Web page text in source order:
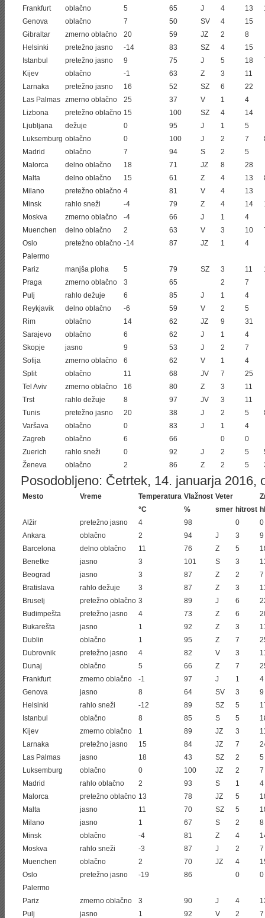
Frankfurt
oblačno 5 65 J 4 13
Genova
oblačno 7 50 SV 4
15
Gibraltar
zmerno oblačno 20 59 JZ 2
8
Helsinki
pretežno jasno -14 83 SZ 4
15
Istanbul
pretežno jasno 9 75 J 5 18
Kijev
oblačno -1 63 Z 3
11
Larnaka
pretežno jasno 16 52 SZ 6
22
Las Palmas zmerno oblačno 25 37 V 1
4
Lizbona
pretežno oblačno 15 100 SZ 4
14
Ljubljana
dežuje 0 95 J 1
5
Luksemburg oblačno 0 100 J 2 7
Madrid
oblačno 7 94 S 2
5
Malorca
delno oblačno 18 71 JZ 8
28
Malta
delno oblačno 15 61 Z 4 13
Milano
pretežno oblačno 4 81 V 4
13
Minsk
rahlo sneži -4 79 Z 4 14
Moskva
zmerno oblačno -4 66 J 1
4
Muenchen
delno oblačno 2 63 V 3 10
Oslo
pretežno oblačno -14 87 JZ 1
4
Palermo
Pariz
manjša ploha 5 79 SZ 3 11
Praga
zmerno oblačno 3 65 2
7
Pulj
rahlo dežuje 6 85 J 1
4
Reykjavik
delno oblačno -6 59 V 2
5
Rim
oblačno 14 62 JZ 9
31
Sarajevo
oblačno 6 62 J 1
4
Skopje
jasno 9 53 J 2
7
Sofija
zmerno oblačno 6 62 V 1
4
Split
oblačno 11 68 JV 7
25
Tel Aviv
zmerno oblačno 16 80 Z 3
11
Trst
rahlo dežuje 8 97 JV 3
11
Tunis
pretežno jasno 20 38 J 2 5
Varšava
oblačno 0 83 J 1
4
Zagreb
oblačno 6 66 0
0
Zuerich
rahlo sneži 0 92 J 2 5
Ženeva
oblačno 2 86 Z 2 5
Posodobljeno: Četrtek, 14. januarja 2016,
Mesto Vreme Temperatura Vlažnost Veter
°C
% smer hitrost
Alžir
pretežno jasno 4 98 0
0
Ankara
oblačno 2 94 J 3
9
Barcelona
delno oblačno 11 76 Z 5
Benetke
jasno 3 101 S 3
Beograd
jasno 3 87 Z 2
7
Bratislava
rahlo dežuje 3 87 Z 3
Bruselj
pretežno oblačno 3 89 J 6
Budimpešta
pretežno jasno 4 73 Z 6
Bukarešta
jasno 1 92 Z 3
Dublin
oblačno 1 95 Z 7
Dubrovnik
pretežno jasno 4 82 V 3
Dunaj
oblačno 5 66 Z 7
Frankfurt
zmerno oblačno -1 97 J 1
4
Genova
jasno 8 64 SV 3
9
Helsinki
rahlo sneži -12 89 SZ 5
Istanbul
oblačno 8 85 S 5
Kijev
zmerno oblačno 1 89 JZ 3
Larnaka
pretežno jasno 15 84 JZ 7
Las Palmas
jasno 18 43 SZ 2
5
Luksemburg
oblačno 0 100 JZ 2
7
Madrid
rahlo oblačno 2 93 S 1
4
Malorca
pretežno oblačno 13 78 JZ 5
Malta
jasno 11 70 SZ 5
Milano
jasno 1 67 S 2
8
Minsk
oblačno -4 81 Z 4
Moskva
rahlo sneži -3 87 J 2
7
Muenchen
oblačno 2 70 JZ 4
Oslo
pretežno jasno -19 86 0
0
Palermo
Pariz
zmerno oblačno 3 90 J 4
Pulj
jasno 1 92 V 2 7